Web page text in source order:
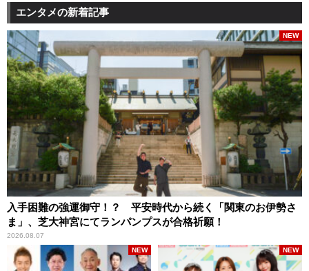
エンタメの新着記事
入手困難の強運御守！？ 平安時代から続く「関東のお伊勢さ
ま」、芝大神宮にてランパンプスが合格祈願！
2026.08.07
NEW
NEW NEW